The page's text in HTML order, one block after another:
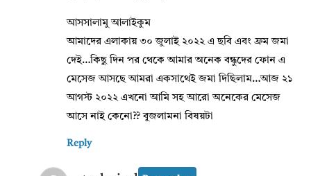
আসসালামু আলাইকুম
আমাদের এলাকায় ৩০ জুলাই ২০২২ এ ছবি এবং ফ্রম জমা
দেই…কিছু দিন পর থেকে আমার অনেক বন্ধুদের ফোন এ
মেসেজ আসছে আমরা একসাথেই জমা দিছিলাম…আজ ২১
আগস্ট ২০২২ এখনো আমি সহ আরো অনেকের মেসেজ
আসে নাই কেনো?? বুজলামনা বিষয়টা
Reply